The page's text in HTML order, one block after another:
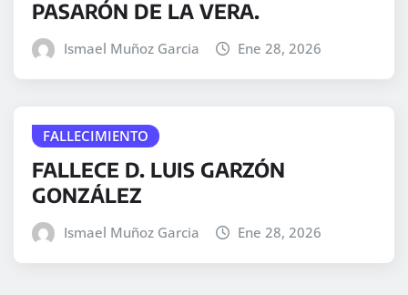
PASARÓN DE LA VERA.
Ismael Muñoz Garcia Ene 28, 2026
FALLECIMIENTO
FALLECE D. LUIS GARZÓN
GONZÁLEZ
Ismael Muñoz Garcia Ene 28, 2026